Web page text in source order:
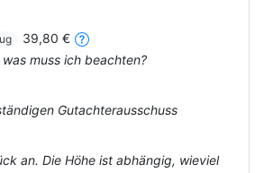
39,80 €
muss ich beachten?
Gutachterausschuss
an. Die Höhe ist abhängig, wieviel